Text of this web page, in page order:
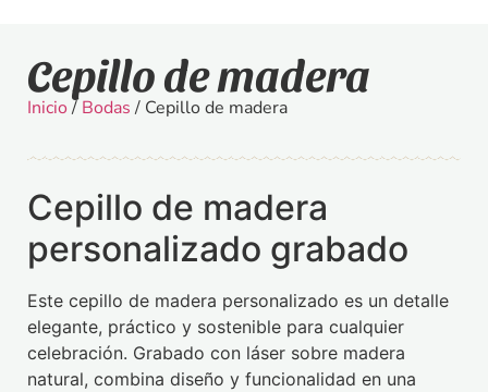
Cepillo de madera
Inicio/Bodas/ Cepillo de madera
Cepillo de madera
personalizado grabado
Este cepillo de madera personalizado es un detalle
elegante, práctico y sostenible para cualquier
celebración. Grabado con láser sobre madera
natural, combina diseño y funcionalidad en una